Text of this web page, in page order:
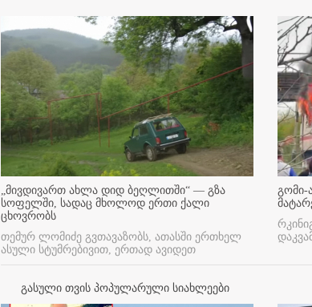
„მივდივართ ახლა დიდ ბეღლითში“ — გზა
სოფელში, სადაც მხოლოდ ერთი ქალი
ცხოვრობს
თემურ ლომიძე გვთავაზობს, ათასში ერთხელ
ასული სტუმრებივით, ერთად ავიდეთ
გომი-
გასული თვის პოპულარული სიახლეები